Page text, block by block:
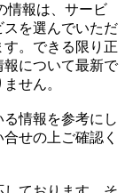
情報は、サービ
スを選んでいただ
。できる限り正
について最新で
せん。
情報を参考にし
せの上ご確認く